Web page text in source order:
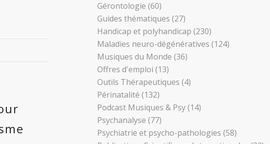
Gérontologie (60)
Guides thématiques (27)
Handicap et polyhandicap (230)
Maladies neuro-dégénératives (124)
Musiques du Monde (36)
Offres d'emploi (13)
Outils Thérapeutiques (4)
Périnatalité (132)
Podcast Musiques & Psy(14)
Psychanalyse (77)
Psychiatrie et psycho-pathologies (58)